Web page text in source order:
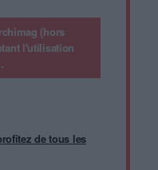
(hors
l'utilisation
de tous les